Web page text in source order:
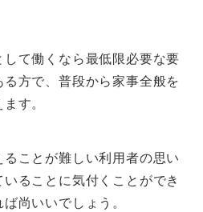
して働くなら最低限必要な要
方で、普段から家事全般を
す。
ことが難しい利用者の思い
ることに気付くことができ
尚いいでしょう。